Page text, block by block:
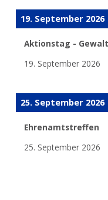
19. September 2026
Aktionstag -
19. September 2026
25. September 2026
Ehrenamtstreffen
25. September 2026